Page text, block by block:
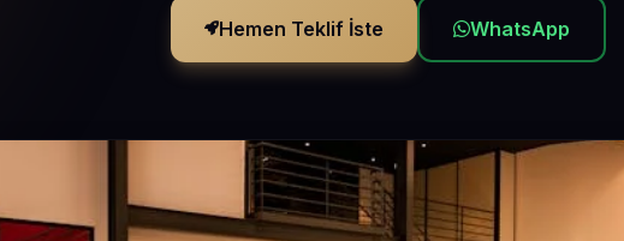
Hemen Teklif İste WhatsApp